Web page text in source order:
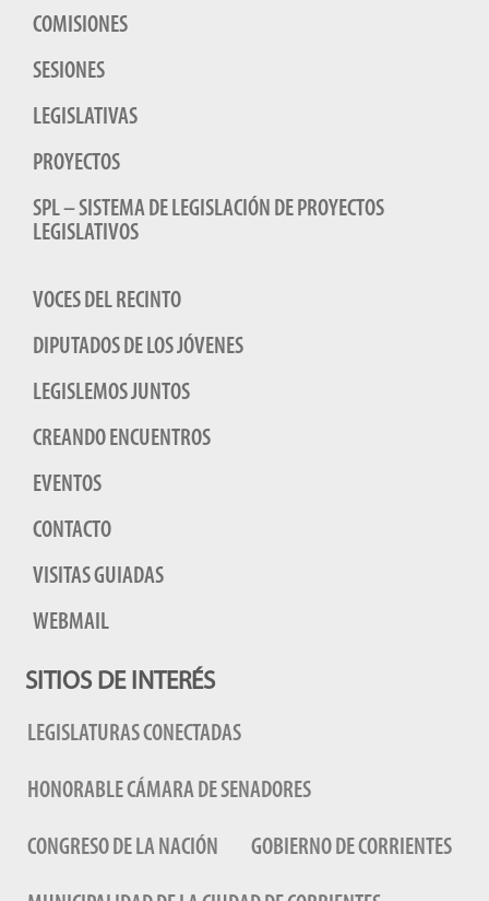
COMISIONES
SESIONES
LEGISLATIVAS
PROYECTOS
SPL – SISTEMA DE LEGISLACIÓN DE PROYECTOS
LEGISLATIVOS
VOCES DEL RECINTO
DIPUTADOS DE LOS JÓVENES
LEGISLEMOS JUNTOS
CREANDO ENCUENTROS
EVENTOS
CONTACTO
VISITAS GUIADAS
WEBMAIL
SITIOS DE INTERÉS
LEGISLATURAS CONECTADAS
HONORABLE CÁMARA DE SENADORES
CONGRESO DE LA NACIÓN GOBIERNO DE CORRIENTES